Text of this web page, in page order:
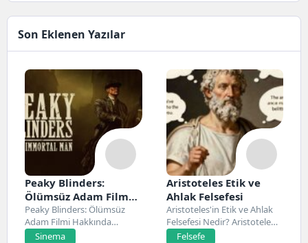
Son Eklenen Yazılar
Peaky Blinders:
Ölümsüz Adam Film
Konusu, Oyuncuları
ve İnceleme
Peaky Blinders: Ölümsüz
Adam Filmi Hakkında
Netflix’te 20 Mart 2026...
Sinema
Aristoteles Etik ve
Ahlak Felsefesi
Aristoteles'in Etik ve Ahlak
Felsefesi Nedir? Aristoteles,
Antik Yunan felsefesinin...
Felsefe